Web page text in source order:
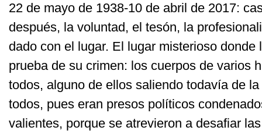
22 de mayo de 1938-10 de abril de 2017:
después, la voluntad, el tesón, la
dado con el lugar. El lugar misterioso
prueba de su crimen: los cuerpos de varios
todos, alguno de ellos saliendo todavía de
todos, pues eran presos políticos
valientes, porque se atrevieron a desafiar